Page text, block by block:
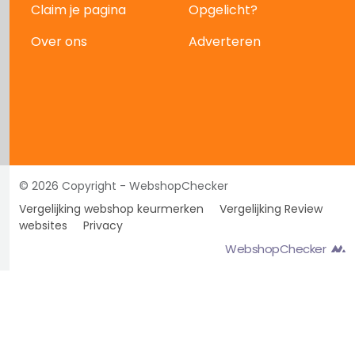
Claim je pagina
Opgelicht?
Over ons
Adverteren
© 2026 Copyright - WebshopChecker
Vergelijking webshop keurmerken
Vergelijking Review
websites
Privacy
WebshopChecker